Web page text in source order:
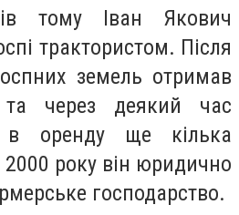
тому Іван Якович
трактористом. Після
земель отримав
через деякий час
в оренду ще кілька
2000 року він юридично
господарство.